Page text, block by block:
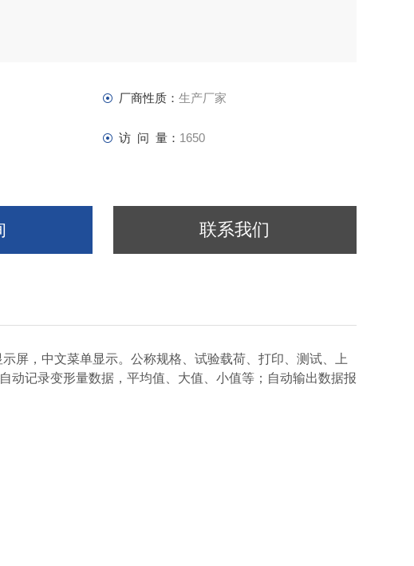
厂商性质： 生产厂家
访 问 量： 1650
联系我们
屏，中文菜单显示。公称规格、试验载荷、打印、测试、上
动记录变形量数据，平均值、大值、小值等；自动输出数据报